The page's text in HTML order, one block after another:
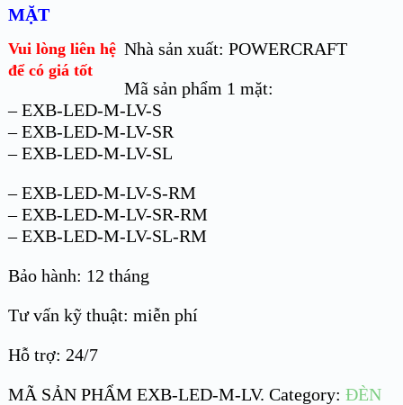
MẶT
Vui lòng liên hệ
để có giá tốt
Nhà sản xuất: POWERCRAFT
Mã sản phẩm 1 mặt:
– EXB-LED-M-LV-S
– EXB-LED-M-LV-SR
– EXB-LED-M-LV-SL
– EXB-LED-M-LV-S-RM
– EXB-LED-M-LV-SR-RM
– EXB-LED-M-LV-SL-RM
Bảo hành: 12 tháng
Tư vấn kỹ thuật: miễn phí
Hỗ trợ: 24/7
MÃ SẢN PHẨM EXB-LED-M-LV. Category: ĐÈN